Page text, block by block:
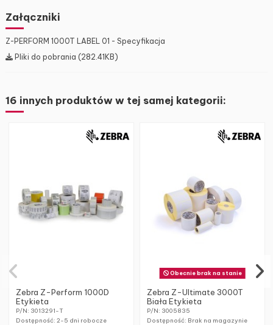
Załączniki
Z-PERFORM 1000T LABEL 01 - Specyfikacja
Pliki do pobrania (282.41KB)
16 innych produktów w tej samej kategorii:
Zebra Z-Perform 1000D
Etykieta
P/N: 3013291-T
Dostępność: 2-5 dni robocze
Obecnie brak na stanie
Zebra Z-Ultimate 3000T
Biała Etykieta
P/N: 3005835
Dostępność: Brak na magazynie